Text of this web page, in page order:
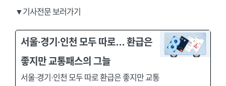
▼기사전문 보러가기
서울·경기·인천 모두 따로… 환급은
좋지만 교통패스의 그늘
서울·경기·인천 모두 따로 환급은 좋지만 교통